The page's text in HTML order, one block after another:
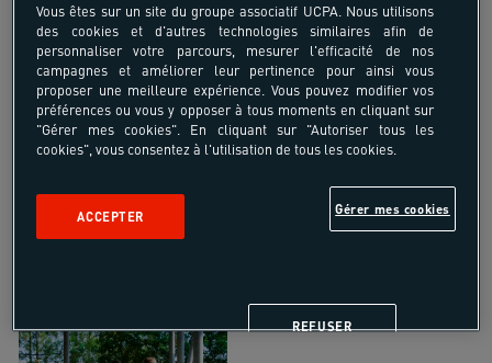
Trail Trek-Randonnée pédestre
Vélo de randonnée
Vous êtes sur un site du groupe associatif UCPA. Nous utilisons
des cookies et d'autres technologies similaires afin de
personnaliser votre parcours, mesurer l'efficacité de nos
campagnes et améliorer leur pertinence pour ainsi vous
proposer une meilleure expérience. Vous pouvez modifier vos
préférences ou vous y opposer à tous moments en cliquant sur
"Gérer mes cookies". En cliquant sur "Autoriser tous les
cookies", vous consentez à l'utilisation de tous les cookies.
Gérer mes cookies
REFUSER
ACCEPTER